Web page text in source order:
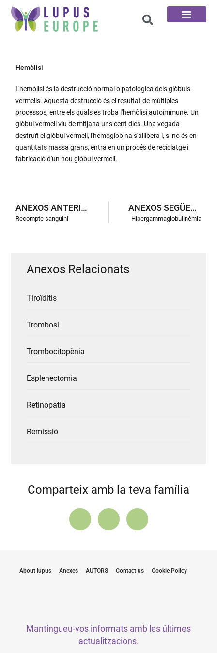
Hemòlisi
L'hemòlisi és la destrucció normal o patològica dels glòbuls
vermells. Aquesta destrucció és el resultat de múltiples
processos, entre els quals es troba l'hemòlisi autoimmune. Un
glòbul vermell viu de mitjana uns cent dies. Una vegada
destruït el glòbul vermell, l'hemoglobina s'allibera i, si no és en
quantitats massa grans, entra en un procés de reciclatge i
fabricació d'un nou glòbul vermell.
ANEXOS ANTERIORS
Recompte sanguini
ANEXOS SEGÜENTS
Hipergammaglobulinèmia
Anexos Relacionats
Tiroïditis
Trombosi
Trombocitopènia
Esplenectomia
Retinopatia
Remissió
Comparteix amb la teva família
About lupus Anexes AUTORS Contact us Cookie Policy
Mantingueu-vos informats amb les últimes
actualitzacions.